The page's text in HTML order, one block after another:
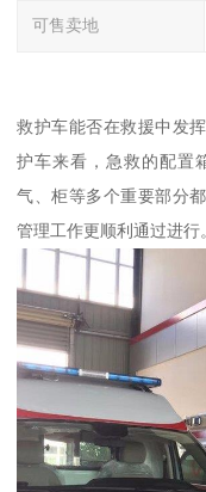
可售卖地
救护车能否在救援中发
护车来看，急救的配置
气、柜等多个重要部分
管理工作更顺利通过进行